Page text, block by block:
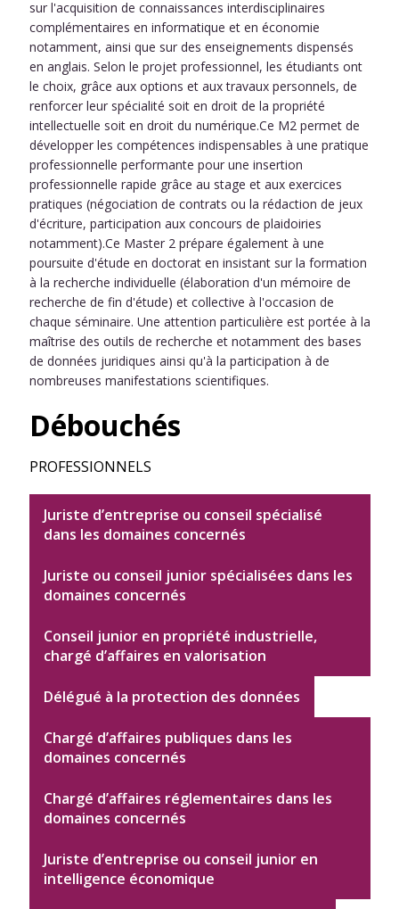
sur l'acquisition de connaissances interdisciplinaires
complémentaires en informatique et en économie
notamment, ainsi que sur des enseignements dispensés
en anglais. Selon le projet professionnel, les étudiants ont
le choix, grâce aux options et aux travaux personnels, de
renforcer leur spécialité soit en droit de la propriété
intellectuelle soit en droit du numérique.Ce M2 permet de
développer les compétences indispensables à une pratique
professionnelle performante pour une insertion
professionnelle rapide grâce au stage et aux exercices
pratiques (négociation de contrats ou la rédaction de jeux
d'écriture, participation aux concours de plaidoiries
notamment).Ce Master 2 prépare également à une
poursuite d'étude en doctorat en insistant sur la formation
à la recherche individuelle (élaboration d'un mémoire de
recherche de fin d'étude) et collective à l'occasion de
chaque séminaire. Une attention particulière est portée à la
maîtrise des outils de recherche et notamment des bases
de données juridiques ainsi qu'à la participation à de
nombreuses manifestations scientifiques.
Débouchés
PROFESSIONNELS
Juriste d’entreprise ou conseil spécialisé
dans les domaines concernés
Juriste ou conseil junior spécialisées dans les
domaines concernés
Conseil junior en propriété industrielle,
chargé d’affaires en valorisation
Délégué à la protection des données
Chargé d’affaires publiques dans les
domaines concernés
Chargé d’affaires réglementaires dans les
domaines concernés
Juriste d’entreprise ou conseil junior en
intelligence économique